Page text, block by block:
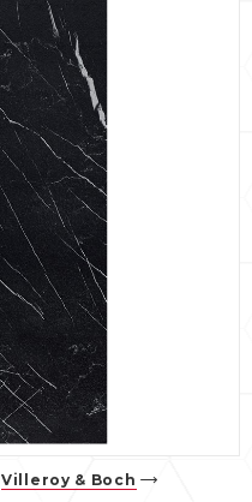
Villeroy & Boch